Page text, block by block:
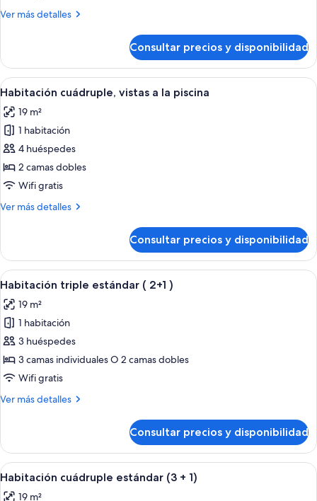
aVer más detalles
Más
triple,
vistas
a
piscina
Consultar precios y disponibilidad
Abrir
todas
las
fotos
de
Habitación
cuádruple,
a
Un hotel con varios balcones, piscina
11
Habitación cuádruple, vistas a la piscina
19 m²
1 habitación
4 huéspedes
2 camas dobles
Wifi gratis
Ver más detalles
Más
cuádruple,
vistas
a
piscina
Consultar precios y disponibilidad
Abrir
todas
las
fotos
de
Habitación
triple
(
Una habitación de hotel con una
16
Habitación triple estándar ( 2+1 )
19 m²
1 habitación
3 huéspedes
3 camas individuales O 2 camas dobles
Wifi gratis
Ver más detalles
Más
triple
estándar
(
Consultar precios y disponibilidad
Abrir
todas
Habitación de hotel con dos camas,
8
Habitación cuádruple estándar (3 + 1)
19 m²